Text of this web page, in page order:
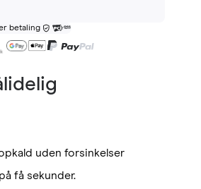
betaling
uden forsinkelser
få sekunder.